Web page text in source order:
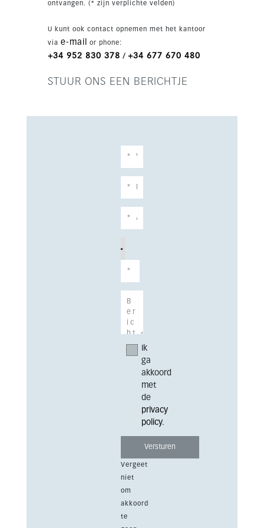
met privacy, comfort en zeezicht.
ontvangen. (* zijn verplichte velden)
U kunt ook contact opnemen met het kantoor
via e-mail or phone:
+34 952 830 378 / +34 677 670 480
STUUR ONS EEN BERICHTJE
Ik
ga
akkoord
met
de
privacy
policy.
Vergeet
niet
om
akkoord
te